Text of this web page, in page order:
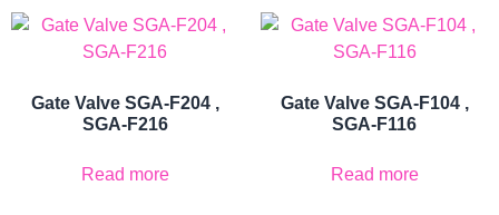
Gate Valve SGA-F204 ,
SGA-F216
Read more
Gate Valve SGA-F104 ,
SGA-F116
Read more